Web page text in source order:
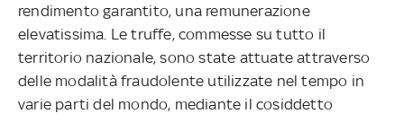
rendimento garantito, una remunerazione
elevatissima. Le truffe, commesse su tutto il
territorio nazionale, sono state attuate attraverso
delle modalità fraudolente utilizzate nel tempo in
varie parti del mondo, mediante il cosiddetto